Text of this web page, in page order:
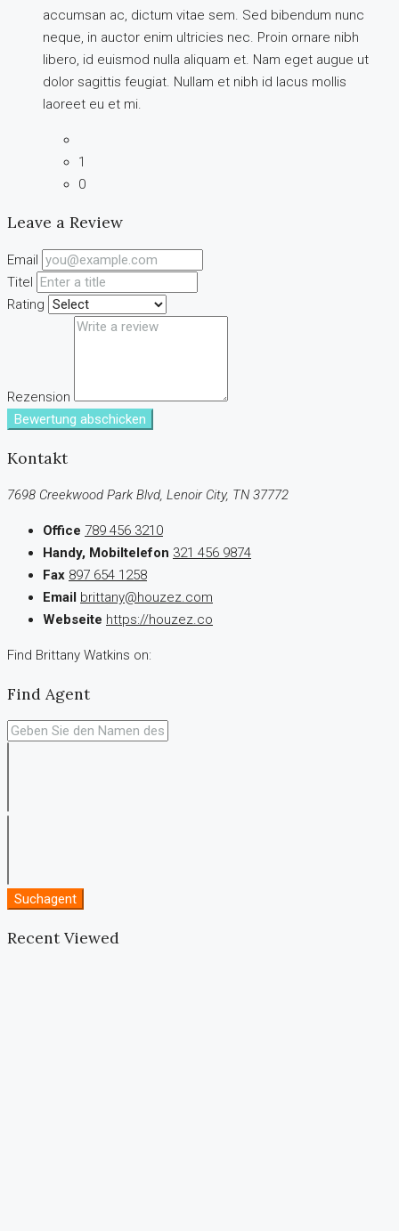
accumsan ac, dictum vitae sem. Sed bibendum nunc
neque, in auctor enim ultricies nec. Proin ornare nibh
libero, id euismod nulla aliquam et. Nam eget augue ut
dolor sagittis feugiat. Nullam et nibh id lacus mollis
laoreet eu et mi.
1
0
Leave a Review
Email
Titel
Rating
Rezension
Bewertung abschicken
Kontakt
7698 Creekwood Park Blvd, Lenoir City, TN 37772
Office 789 456 3210
Handy, Mobiltelefon 321 456 9874
Fax 897 654 1258
Email brittany@houzez.com
Webseite https://houzez.co
Find Brittany Watkins on:
Find Agent
Suchagent
Recent Viewed